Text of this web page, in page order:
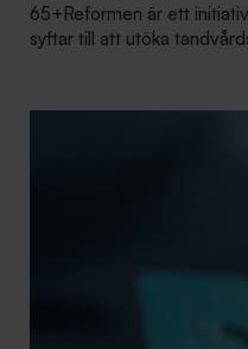
65+Reformen är ett
syftar till att utöka